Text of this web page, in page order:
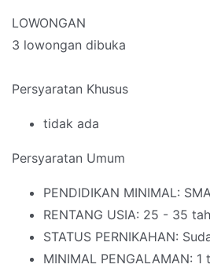
LOWONGAN
3 lowongan dibuka
Persyaratan Khusus
tidak ada
Persyaratan Umum
PENDIDIKAN MINIMAL:
RENTANG USIA: 25 - 35
STATUS PERNIKAHAN:
MINIMAL PENGALAMAN: 1